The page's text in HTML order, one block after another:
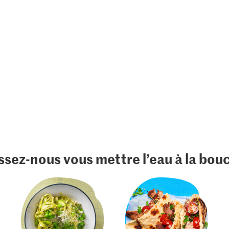
nous vous mettre l’eau à la